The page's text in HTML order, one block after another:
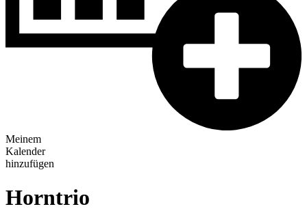
Meinem
Kalender
hinzufügen
Horntrio